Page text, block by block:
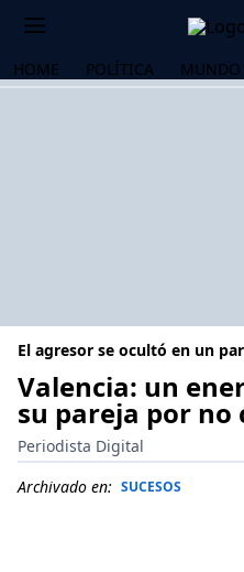
HOME POLÍTICA MUNDO
El agresor se ocultó en un
Valencia: un
su pareja por
Periodista Digital
Archivado en: SUCESOS